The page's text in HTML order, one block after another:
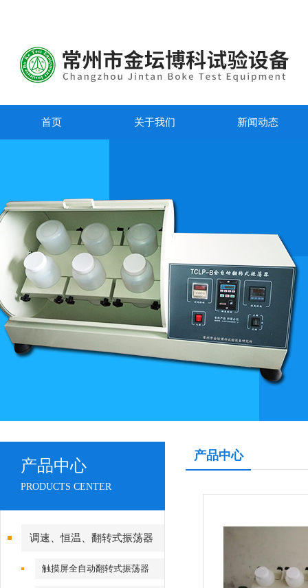
首页 关于我们 新闻动态
产品中心
PRODUCTS CENTER
调速、恒温、翻转式振荡器
触摸屏全自动翻转式振荡器
产品中心